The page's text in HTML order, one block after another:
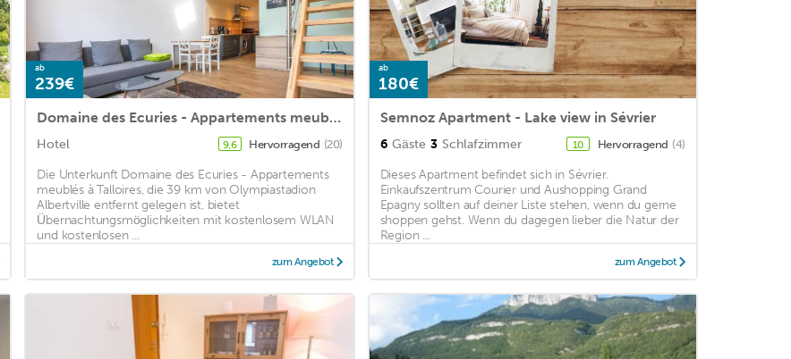
ab
239€
Domaine des Ecuries - Appartements meublés à Talloires
Hotel 9,6 Hervorragend (20)
Die Unterkunft Domaine des Ecuries - Appartements
meublés à Talloires, die 39 km von Olympiastadion
Albertville entfernt gelegen ist, bietet
Übernachtungsmöglichkeiten mit kostenlosem WLAN
und kostenlosen ...
zum Angebot
ab
180€
Semnoz Apartment - Lake view in Sévrier
6 Gäste 3 Schlafzimmer 10 Hervorragend (4)
Dieses Apartment befindet sich in Sévrier.
Einkaufszentrum Courier und Aushopping Grand
Epagny sollten auf deiner Liste stehen, wenn du gerne
shoppen gehst. Wenn du dagegen lieber die Natur der
Region ...
zum Angebot